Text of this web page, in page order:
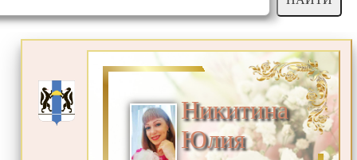
Никитина
Юлия